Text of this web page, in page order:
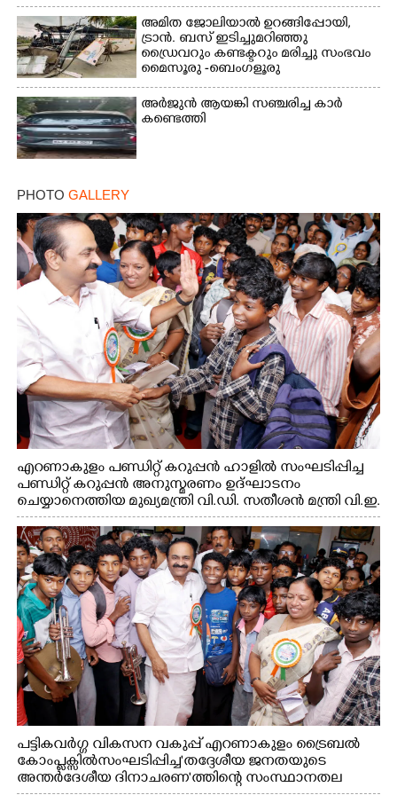
അമിത ജോലിയാൽ ഉറങ്ങിപ്പോയി,
ട്രാൻ. ബസ് ഇടിച്ചുമറിഞ്ഞു
ഡ്രൈവറും കണ്ടക്ടറും മരിച്ചു സംഭവം
മൈസൂരു -ബെംഗളൂരു
ദേശീയപാതയിൽ 20 പേർക്ക് പരിക്ക്,
നാലു പേരുടെ നില ഗുരുതരം
അർജുൻ ആയങ്കി സഞ്ചരിച്ച കാർ
കണ്ടെത്തി
PHOTO GALLERY
എറണാകുളം പണ്ഡിറ്റ് കറുപ്പൻ ഹാളിൽ സംഘടിപ്പിച്ച
പണ്ഡിറ്റ് കറുപ്പൻ അനുസ്മരണം ഉദ്ഘാടനം
ചെയ്യാനെത്തിയ മുഖ്യമന്ത്രി വി.ഡി. സതീശൻ മന്ത്രി വി.ഇ.
അബ്ദുൽ ഗഫൂർ ഹൈബി ഈഡൻ എം.പി
എന്നിവരുമായി സൗഹൃദ സംഭാഷണത്തിൽ
പട്ടികവർഗ്ഗ വികസന വകുപ്പ് എറണാകുളം ട്രൈബൽ
കോംപ്ലക്സിൽ സംഘടിപ്പിച്ച "തദ്ദേശീയ ജനതയുടെ
അന്തർദേശീയ ദിനാചരണ"ത്തിന്റെ സംസ്ഥാനതല